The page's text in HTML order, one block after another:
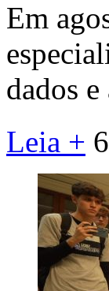
Em
dados
Leia +